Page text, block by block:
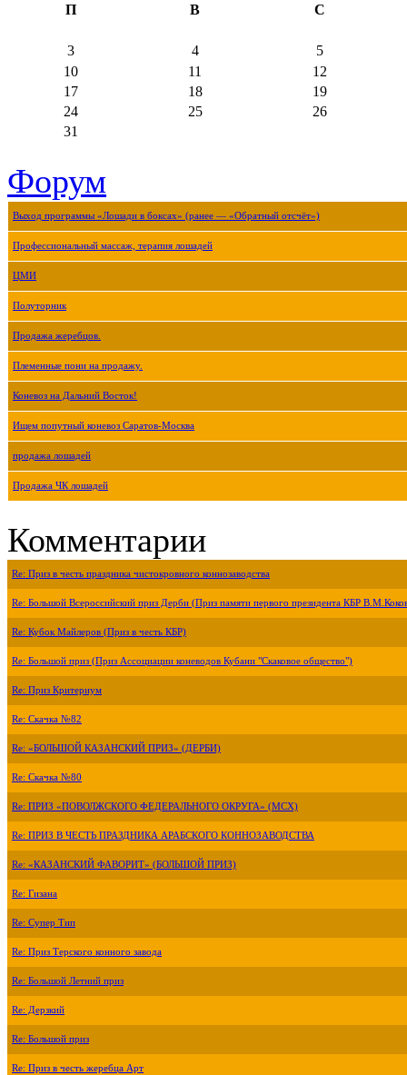
П В С
3 4
5
10
11
12
17
18
19
24
25
26
31
Форум
Выход программы «Лошади в боксах» (ранее — «Обратный отсчёт»)
Профессиональный массаж, терапия лошадей
ЦМИ
Полуторник
Продажа жеребцов.
Племенные пони на продажу.
Коневоз на Дальний Восток!
Ищем попутный коневоз Саратов-Москва
продажа лошадей
Продажа ЧК лошадей
Комментарии
Re: Приз в честь праздника чистокровного коннозаводства
Re: Большой Всероссийский приз Дерби (Приз памяти первого президента КБР
Re: Кубок Майлеров (Приз в честь КБР)
Re: Большой приз (Приз Ассоциации коневодов Кубани "Скаковое общество")
Re: Приз Критериум
Re: Скачка №82
Re: «БОЛЬШОЙ КАЗАНСКИЙ ПРИЗ» (ДЕРБИ)
Re: Скачка №80
Re: ПРИЗ «ПОВОЛЖСКОГО ФЕДЕРАЛЬНОГО ОКРУГА» (МСХ)
Re: ПРИЗ В ЧЕСТЬ ПРАЗДНИКА АРАБСКОГО КОННОЗАВОДСТВА
Re: «КАЗАНСКИЙ ФАВОРИТ» (БОЛЬШОЙ ПРИЗ)
Re: Гизана
Re: Супер Тип
Re: Приз Терского конного завода
Re: Большой Летний приз
Re: Дерзкий
Re: Большой приз
Re: Приз в честь жеребца Арт